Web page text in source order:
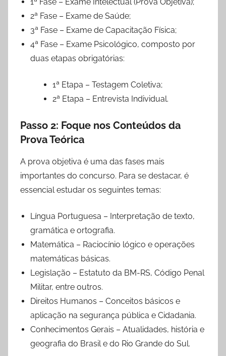
2ª Fase – Exame de Saúde;
3ª Fase – Exame de Capacitação Física;
4ª Fase – Exame Psicológico, composto por
duas etapas obrigatórias:
1ª Etapa – Testagem Coletiva;
2ª Etapa – Entrevista Individual.
Passo 2: Foque nos Conteúdos da
Prova Teórica
A prova objetiva é uma das fases mais
importantes do concurso. Para se destacar, é
essencial estudar os seguintes temas:
Língua Portuguesa – Interpretação de texto,
gramática e ortografia.
Matemática – Raciocínio lógico e operações
matemáticas básicas.
Legislação – Estatuto da BM-RS, Código Penal
Militar, entre outros.
Direitos Humanos – Conceitos básicos e
aplicação na segurança pública e Cidadania.
Conhecimentos Gerais – Atualidades, história e
geografia do Brasil e do Rio Grande do Sul.